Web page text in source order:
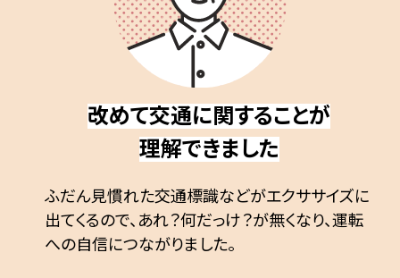
改めて交通に関することが
理解できました
ふだん見慣れた交通標識などがエクササイズに
出てくるので、あれ？何だっけ？が無くなり、運転
への自信につながりました。